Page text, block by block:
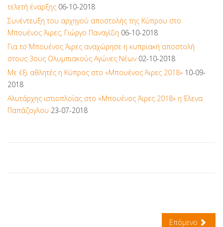
τελετή έναρξης 06-10-2018
Συνέντευξη του αρχηγού αποστολής της Κύπρου στο
Μπουένος Άιρες, Γιώργο Παναγίδη 06-10-2018
Για το Μπουένος Άιρες αναχώρησε η κυπριακή αποστολή
στους 3ους Ολυμπιακούς Αγώνες Νέων 02-10-2018
Με έξι αθλητές η Κύπρος στο «Μπουένος Άιρες 2018» 10-09-
2018
Αλυτάρχης ιστιοπλοΐας στο «Μπουένος Άιρες 2018» η Έλενα
Παπάζογλου 23-07-2018
Επόμενο